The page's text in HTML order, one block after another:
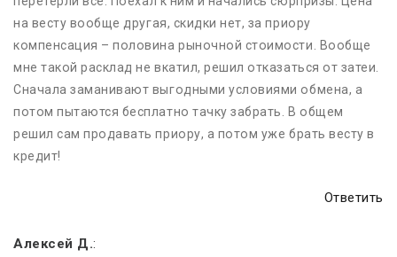
на весту вообще другая, скидки нет, за приору
компенсация – половина рыночной стоимости. Вообще
мне такой расклад не вкатил, решил отказаться от затеи.
Сначала заманивают выгодными условиями обмена, а
потом пытаются бесплатно тачку забрать. В общем
решил сам продавать приору, а потом уже брать весту в
кредит!
Ответить
Алексей Д.: